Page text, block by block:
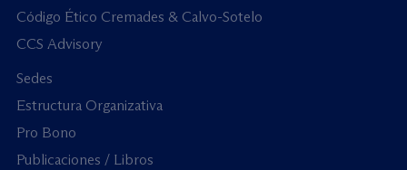
Código Ético Cremades & Calvo-Sotelo
CCS Advisory
Sedes
Estructura Organizativa
Pro Bono
Publicaciones / Libros